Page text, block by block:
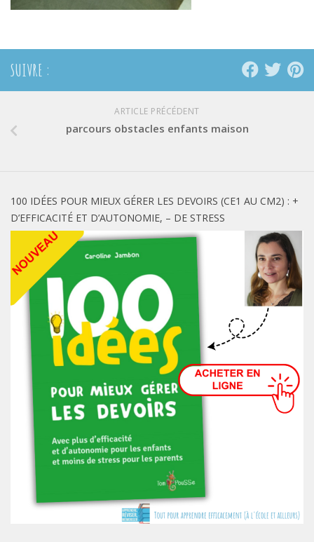
SUIVRE :
ARTICLE PRÉCÉDENT
parcours obstacles enfants maison
100 IDÉES POUR MIEUX GÉRER LES DEVOIRS (CE1 AU CM2) : +
D’EFFICACITÉ ET D’AUTONOMIE, – DE STRESS